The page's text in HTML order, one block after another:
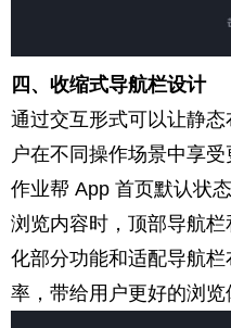
四、收缩式导航栏设计
通过交互形式可以让静
户在不同操作场景中享受
作业帮 App 首页默认状
浏览内容时，顶部导航
化部分功能和适配导航
率，带给用户更好的浏览